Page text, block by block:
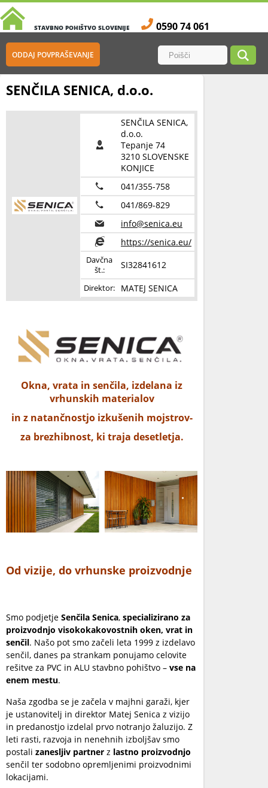
STAVBNO POHIŠTVO SLOVENIJE 0590 74 061
ODDAJ POVPRAŠEVANJE
SENČILA SENICA, d.o.o.
SENČILA SENICA,
d.o.o.
Tepanje 74
3210 SLOVENSKE
KONJICE
041/355-758
041/869-829
info@senica.eu
https://senica.eu/
Davčna
št.:
SI32841612
Direktor: MATEJ SENICA
Okna, vrata in senčila, izdelana iz
vrhunskih materialov
in z natančnostjo izkušenih mojstrov-
za brezhibnost, ki traja desetletja.
Od vizije, do vrhunske proizvodnje
Smo podjetje Senčila Senica, specializirano za
proizvodnjo visokokakovostnih oken, vrat in
senčil. Našo pot smo začeli leta 1999 z izdelavo
senčil, danes pa strankam ponujamo celovite
rešitve za PVC in ALU stavbno pohištvo – vse na
enem mestu.
Naša zgodba se je začela v majhni garaži, kjer
je ustanovitelj in direktor Matej Senica z vizijo
in predanostjo izdelal prvo notranjo žaluzijo. Z
leti rasti, razvoja in nenehnih izboljšav smo
postali zanesljiv partner z lastno proizvodnjo
senčil ter sodobno opremljenimi proizvodnimi
lokacijami.